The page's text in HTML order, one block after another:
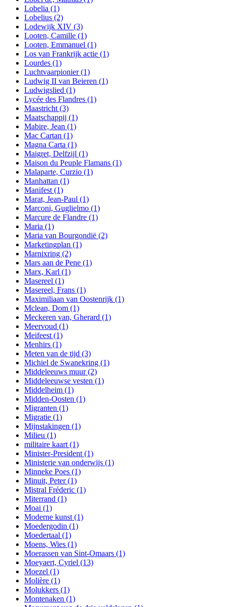
Lobelia (1)
Lobelius (2)
Lodewijk XIV (3)
Looten, Camille (1)
Looten, Emmanuel (1)
Los van Frankrijk actie (1)
Lourdes (1)
Luchtvaarpionier(1)
Ludwig II van Beieren (1)
Ludwigslied (1)
Lycée des Flandres (1)
Maastricht (3)
Maatschappij (1)
Mabire, Jean (1)
Mac Cartan (1)
Magna Carta (1)
Maigret, Delfzijl (1)
Maison du Peuple Flamans (1)
Malaparte, Curzio (1)
Manhattan (1)
Manifest (1)
Marat, Jean-Paul (1)
Marconi, Guglielmo (1)
Marcure de Flandre (1)
Maria (1)
Maria van Bourgondië (2)
Marketingplan (1)
Marnixring (2)
Mars aan de Pene (1)
Marx, Karl (1)
Masereel (1)
Masereel, Frans (1)
Maximiliaan van Oostenrijk (1)
Mclean, Dom (1)
Meckeren van, Gherard (1)
Meervoud (1)
Meifeest (1)
Menhirs (1)
Meten van de tijd (3)
Michiel de Swanekring (1)
Middeleeuws muur(2)
Middeleeuwse vesten (1)
Middelheim (1)
Midden-Oosten (1)
Migranten (1)
Migratie (1)
Mijnstakingen (1)
Milieu (1)
militaire kaart (1)
Minister-President (1)
Ministerie van onderwijs (1)
Minneke Poes (1)
Minuit, Peter(1)
Mistral Fréderic (1)
Miterrand (1)
Moai (1)
Moderne kunst (1)
Moedergodin (1)
Moedertaal (1)
Moens, Wies (1)
Moerassen van Sint-Omaars (1)
Moeyaert, Cyriel (13)
Moezel (1)
Molière (1)
Molukkers (1)
Montenaken (1)